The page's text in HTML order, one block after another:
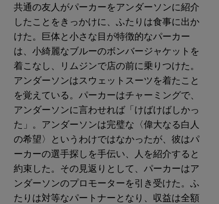
共通の友人がパーカーをアンダーソンに紹介
したことをきっかけに、ふたりは食事に出か
けた。巨体と小さな目が特徴的なパーカー
は、小綺麗なブルーのボンバージャケットを
着こなし、リムジンで店の前に乗りつけた。
アンダーソンはスウェットスーツを着たこと
を覚えている。パーカーはチャーミングで、
アンダーソンに言わせれば「けばけばしかっ
た」。アンダーソンは完璧な〈偉大なる白人
の希望〉というわけではなかったが、彼はパ
ーカーの選手探しを手伝い、人を紹介すると
約束した。その見返りとして、パーカーはア
ンダーソンのプロモーターを引き受けた。ふ
たりは対等なパートナーとなり、収益は全額